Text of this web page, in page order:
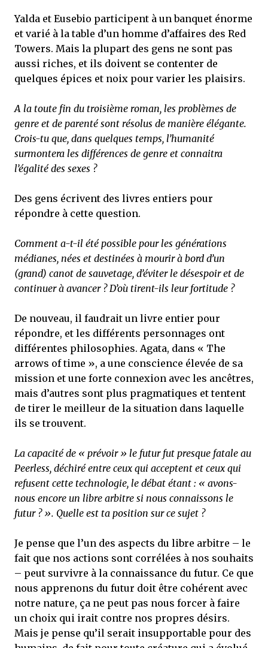
Yalda et Eusebio participent à un banquet énorme
et varié à la table d’un homme d’affaires des Red
Towers. Mais la plupart des gens ne sont pas
aussi riches, et ils doivent se contenter de
quelques épices et noix pour varier les plaisirs.
A la toute fin du troisième roman, les problèmes de
genre et de parenté sont résolus de manière élégante.
Crois-tu que, dans quelques temps, l’humanité
surmontera les différences de genre et connaitra
l’égalité des sexes ?
Des gens écrivent des livres entiers pour
répondre à cette question.
Comment a-t-il été possible pour les générations
médianes, nées et destinées à mourir à bord d’un
(grand) canot de sauvetage, d’éviter le désespoir et de
continuer à avancer ? D’où tirent-ils leur fortitude ?
De nouveau, il faudrait un livre entier pour
répondre, et les différents personnages ont
différentes philosophies. Agata, dans « The
arrows of time », a une conscience élevée de sa
mission et une forte connexion avec les ancêtres,
mais d’autres sont plus pragmatiques et tentent
de tirer le meilleur de la situation dans laquelle
ils se trouvent.
La capacité de « prévoir » le futur fut presque fatale au
Peerless, déchiré entre ceux qui acceptent et ceux qui
refusent cette technologie, le débat étant : « avons-
nous encore un libre arbitre si nous connaissons le
futur ? ». Quelle est ta position sur ce sujet ?
Je pense que l’un des aspects du libre arbitre – le
fait que nos actions sont corrélées à nos souhaits
– peut survivre à la connaissance du futur. Ce que
nous apprenons du futur doit être cohérent avec
notre nature, ça ne peut pas nous forcer à faire
un choix qui irait contre nos propres désirs.
Mais je pense qu’il serait insupportable pour des